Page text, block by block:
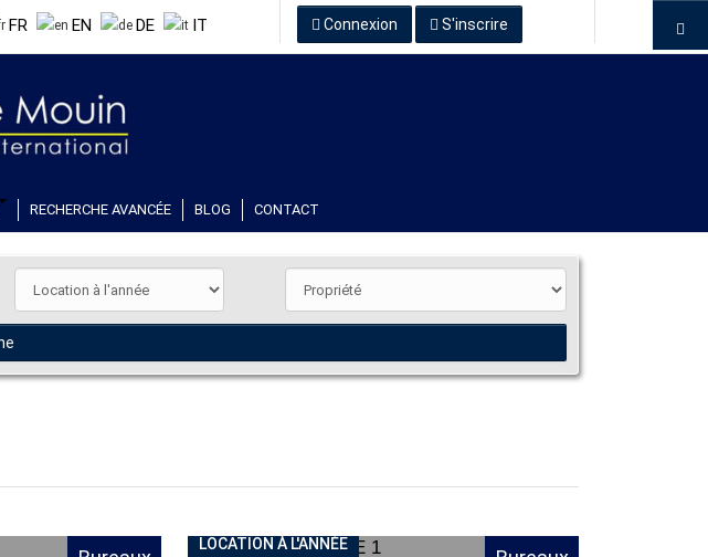
FR EN DE IT Connexion S'inscrire
RECHERCHE AVANCÉE BLOG CONTACT
INDISPONIBLE
LOCATION À L'ANNÉE